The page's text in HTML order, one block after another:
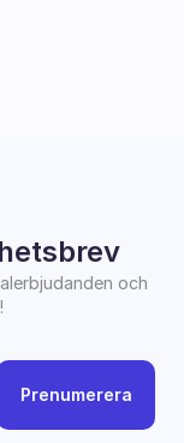
och
Prenumerera